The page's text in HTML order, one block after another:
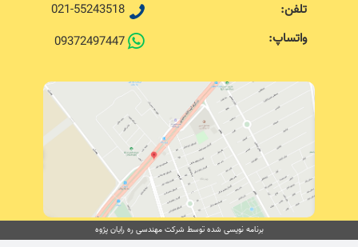
تلفن:
021-55243518
واتساپ:
09372497447
برنامه نویسی شده توسط شرکت مهندسی ره رایان پژوه